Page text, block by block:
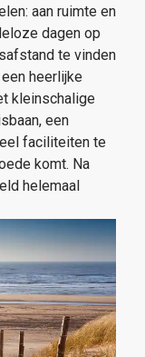
aan ruimte en
dagen op
te vinden
heerlijke
kleinschalige
een
faciliteiten te
komt. Na
helemaal